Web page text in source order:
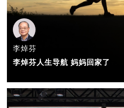
李焯芬
李焯芬人生导航 妈妈回家了